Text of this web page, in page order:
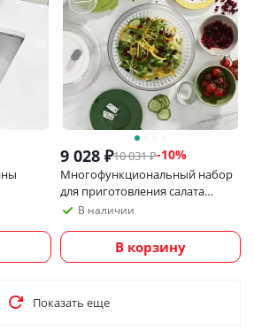
9 028 ₽10 031₽-10%
Многофункциональный набор
для приготовления салата
Joseph Joseph Multi-Prep
В наличии
В корзину
Показать еще